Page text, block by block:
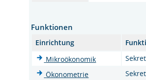
Funktionen
Einrichtung
Mikroökonomik
Ökonometrie